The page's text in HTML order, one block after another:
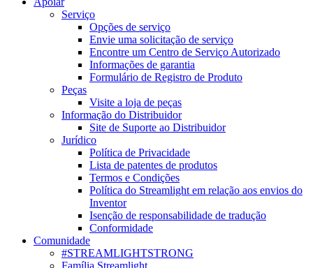
Serviço
Opções de serviço
Envie uma solicitação de serviço
Encontre um Centro de Serviço Autorizado
Informações de garantia
Formulário de Registro de Produto
Peças
Visite a loja de peças
Informação do Distribuidor
Site de Suporte ao Distribuidor
Jurídico
Política de Privacidade
Lista de patentes de produtos
Termos e Condições
Política do Streamlight em relação aos envios do
Inventor
Isenção de responsabilidade de tradução
Conformidade
Comunidade
#STREAMLIGHTSTRONG